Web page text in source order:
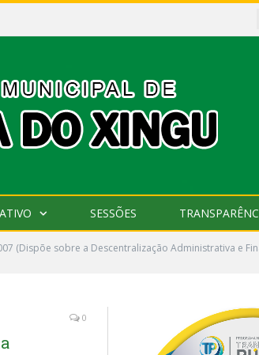
SESSÕES
(Dispõe sobre a Descentralização Administrativa e
0